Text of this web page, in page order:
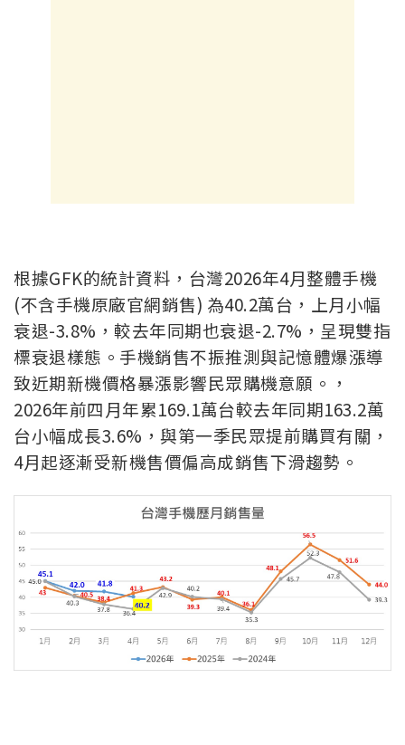
根據GFK的統計資料，台灣2026年4月整體手機
(不含手機原廠官網銷售) 為40.2萬台，上月小幅
衰退-3.8%， 較去年同期也衰退-2.7%，呈現雙指
標衰退樣態 。手機銷售不振推測與記憶體爆漲導
致近期新機價格暴漲影響民眾購機意願。，
2026年前四月年累169.1萬台較去年同期163.2萬
台小幅成長3.6%，與第一季民眾提前購買有關，
4月起逐漸受新機售價偏高成銷售下滑趨勢。